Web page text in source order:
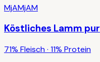
MjAMjAM
Köstliches Lamm pur
71% Fleisch · 11% Protein